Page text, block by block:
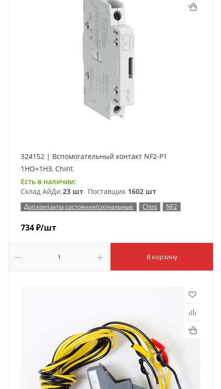
324152 | Вспомогательный контакт NF2-P1
1НО+1НЗ, Chint
Есть в наличии:
Склад АйДи 23 шт Поставщик 1602 шт
Доп.контакты состояния/сигнальные Chint NF2
734₽/шт
В корзину